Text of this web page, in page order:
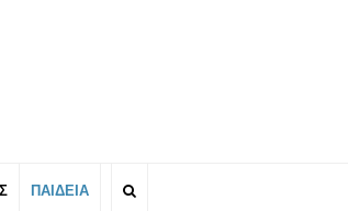
ΠΑΙΔΕΙΑ